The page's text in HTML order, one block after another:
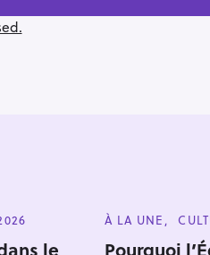
le
C
T
À LA UNE
Pourquoi